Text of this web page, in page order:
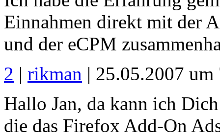
Einnahmen direkt mit der
und der eCPM
2 | rikman | 25.05.2007 um
Hallo Jan, da kann ich
die das Firefox Add-On